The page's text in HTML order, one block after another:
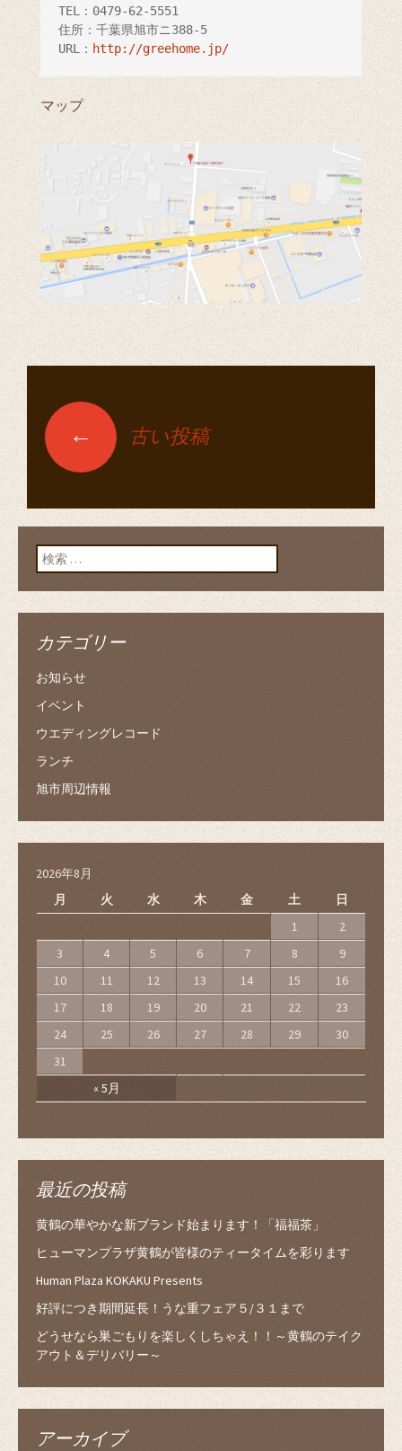
TEL：0479-62-5551
住所：千葉県旭市ニ388-5
URL： http://greehome.jp/
マップ
投稿ナビゲーショ
ン
← 古い投稿
検索:
カテゴリー
お知らせ
イベント
ウエディングレコード
ランチ
旭市周辺情報
2026年8月
月
火 水 木 金 土 日
« 5月
1
2
3
4 5 6 7 8
9
10
11 12 13 14 15
16
17
18 19 20 21 22
23
24
25 26 27 28 29
30
31
最近の投稿
黄鶴の華やかな新ブランド始まります！「福福茶」
ヒューマンプラザ黄鶴が皆様のティータイムを彩ります
Human Plaza KOKAKU Presents
好評につき期間延長！うな重フェア５/３１まで
どうせなら巣ごもりを楽しくしちゃえ！！～黄鶴のテイク
アウト＆デリバリー～
アーカイブ